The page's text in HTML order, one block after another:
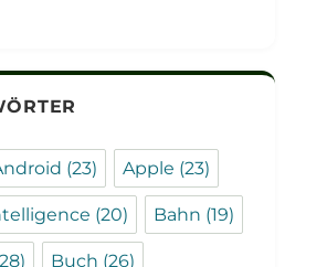
(23) Apple (23)
(20) Bahn (19)
Buch (26)